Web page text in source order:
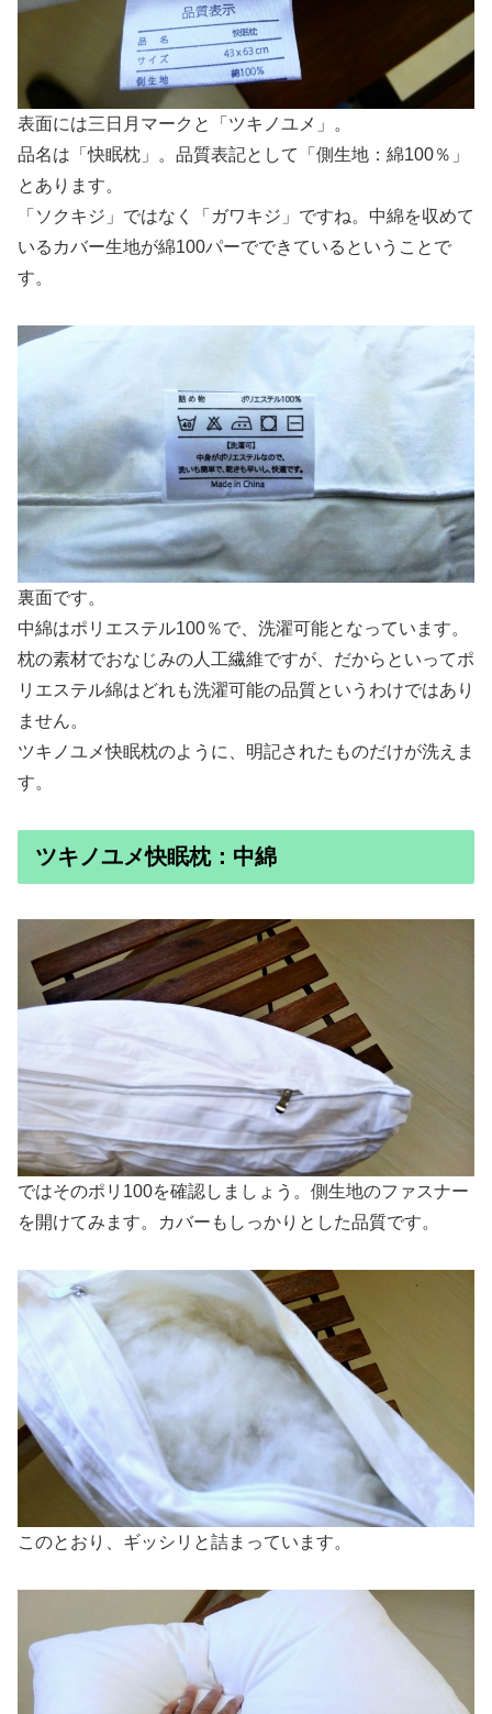
表面には三日月マークと「ツキノユメ」。
品名は「快眠枕」。品質表記として「側生地：綿100％」
とあります。
「ソクキジ」ではなく「ガワキジ」ですね。中綿を収めて
いるカバー生地が綿100パーでできているということで
す。
裏面です。
中綿はポリエステル100％で、洗濯可能となっています。
枕の素材でおなじみの人工繊維ですが、だからといってポ
リエステル綿はどれも洗濯可能の品質というわけではあり
ません。
ツキノユメ快眠枕のように、明記されたものだけが洗えま
す。
ツキノユメ快眠枕：中綿
ではそのポリ100を確認しましょう。側生地のファスナー
を開けてみます。カバーもしっかりとした品質です。
このとおり、ギッシリと詰まっています。